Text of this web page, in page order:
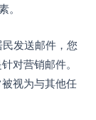
。
发送邮件，您
对营销邮件。
视为与其他任